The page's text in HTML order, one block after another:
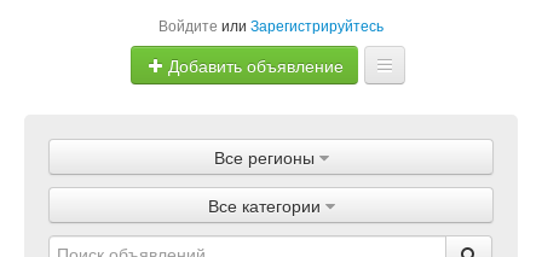
Войдите или Зарегистрируйтесь
Добавить объявление
Объявления
Магазины
Все регионы
Все категории